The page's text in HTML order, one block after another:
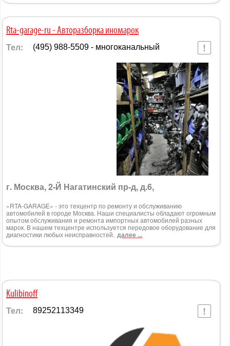
Rta-garage-ru - Авторазборка иномарок
Тел: (495) 988-5509 - многоканальный
г. Москва, 2-Й Нагатинский пр-д, д.6,
«RTA-GARAGE» - это техцентр по ремонту и обслуживанию
автомобилей в городе Москва. Наши специалисты обладают огромным
опытом обслуживания и ремонта импортных автомобилей разных
марок. В нашем техцентре используется передовое оборудование для
диагностики любых неисправностей. далее ...
Kulibinoff
Тел: 89252113349